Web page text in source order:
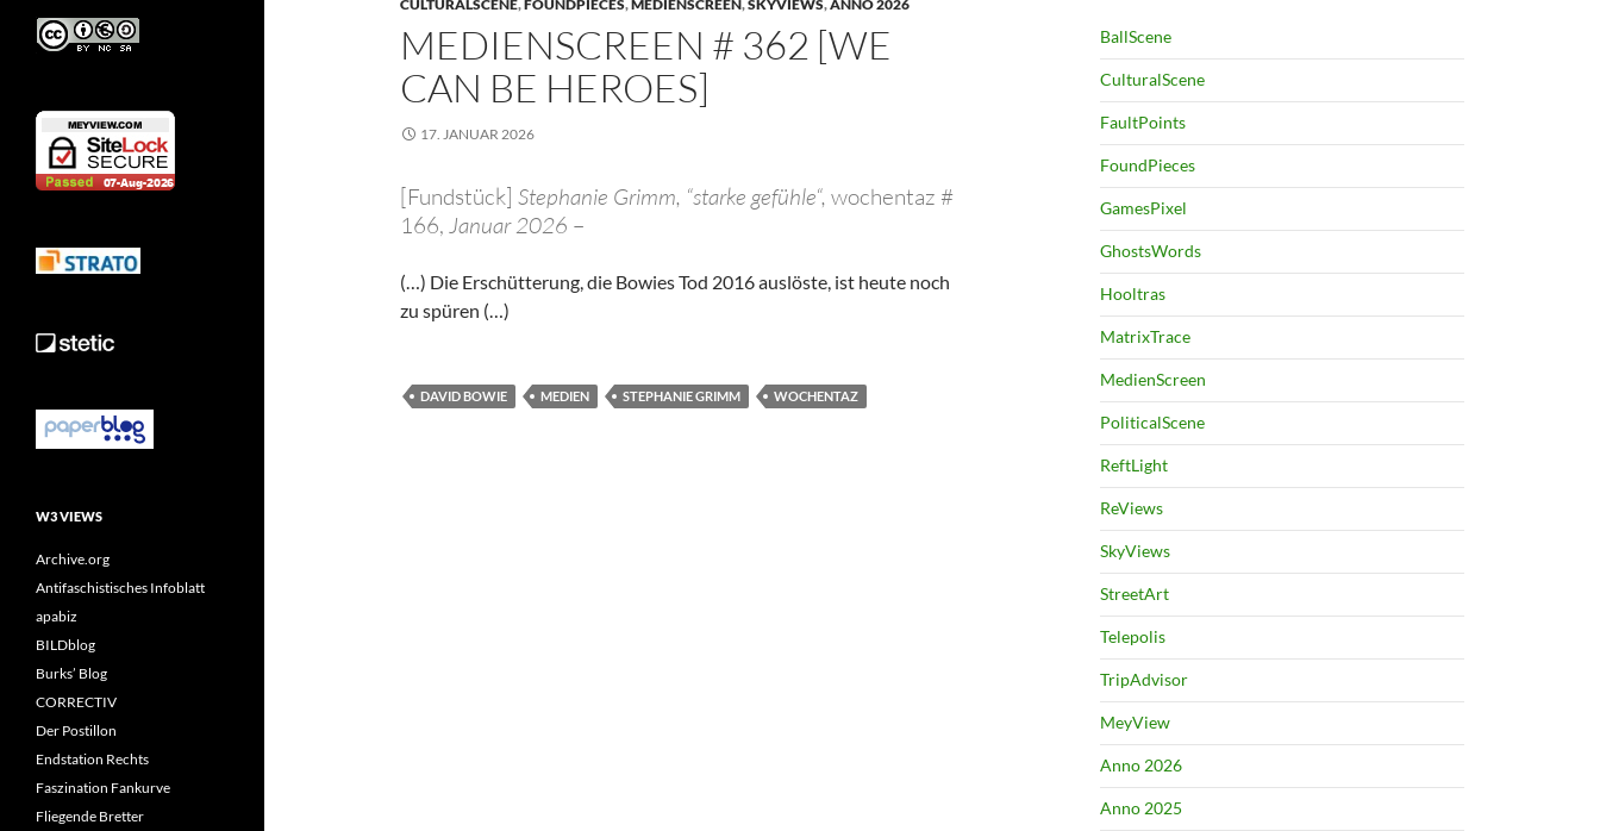
CULTURALSCENE,FOUNDPIECES,MEDIENSCREEN,SKYVIEWS,ANNO 2026
MEDIENSCREEN # 362 [WE
CAN BE HEROES]
17. JANUAR 2026
[Fundstück] Stephanie Grimm, “starke gefühle“, wochentaz #
166, Januar 2026 –
(…) Die Erschütterung, die Bowies Tod 2016 auslöste, ist heute noch
zu spüren (…)
DAVID BOWIE MEDIEN STEPHANIE GRIMM WOCHENTAZ
BallScene
CulturalScene
FaultPoints
FoundPieces
GamesPixel
GhostsWords
Hooltras
MatrixTrace
MedienScreen
PoliticalScene
ReftLight
ReViews
SkyViews
StreetArt
Telepolis
TripAdvisor
MeyView
Anno 2026
Anno 2025
W3 VIEWS
Archive.org
Antifaschistisches Infoblatt
apabiz
BILDblog
Burks’ Blog
CORRECTIV
Der Postillon
Endstation Rechts
Faszination Fankurve
Fliegende Bretter